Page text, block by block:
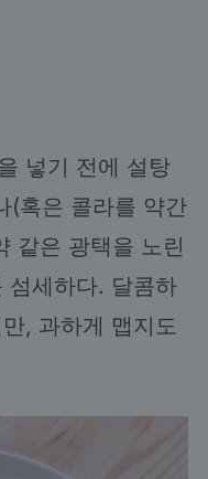
넣기 전에 설탕
(혹은 콜라를 약간
같은 광택을 노린
섬세하다. 달콤하
, 과하게 맵지도